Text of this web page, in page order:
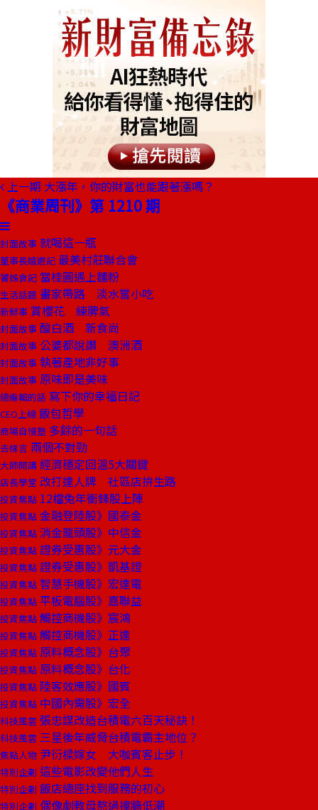
上一期 大漲年，你的財富也能跟著漲嗎？
《商業周刊》第 1210 期
封面故事 就喝這一瓶
董事長嬉遊記 最美村莊聯合會
饕姊食記 當桂圓遇上麵粉
生活話題 畫家帶路 淡水嘗小吃
新鮮事 賞櫻花 練脾氣
封面故事 酸白酒 新食尚
封面故事 公婆都說讚 澳洲酒
封面故事 執著產地非好事
封面故事 原味即是美味
總編輯的話 寫下你的幸福日記
CEO上線 飯包哲學
商場自慢塾 多餘的一句話
去梯言 兩個不對勁
大師開講 經濟穩定回溫5大關鍵
店長學堂 改打達人牌 社區店拚生路
投資焦點 12檔兔年衝鋒股上陣
投資焦點 金融登陸股》國泰金
投資焦點 消金龍頭股》中信金
投資焦點 證券受惠股》元大金
投資焦點 證券受惠股》凱基證
投資焦點 智慧手機股》宏達電
投資焦點 平板電腦股》嘉聯益
投資焦點 觸控商機股》宸鴻
投資焦點 觸控商機股》正達
投資焦點 原料概念股》台聚
投資焦點 原料概念股》台化
投資焦點 陸客效應股》國賓
投資焦點 中國內需股》宏全
科技風雲 張忠謀改造台積電六百天秘訣！
科技風雲 三星後年威脅台積電霸主地位？
焦點人物 尹衍樑嫁女 大咖賓客止步！
特別企劃 這些電影改變他們人生
特別企劃 飯店總座找到服務的初心
特別企劃 偶像劇教母熬過撞牆低潮